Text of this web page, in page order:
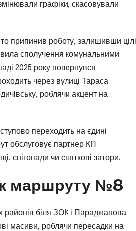
графіки, скасовували
припинив роботу, залишивши цілі
сполучення комунальними
2025 року повернувся
через вулиці Тараса
роблячи акцент на
переходить на єдині
обслуговує партнер КП
снігопади чи святкові затори.
маршруту №8
районів біля ЗОК і Параджанова.
масиви, роблячи пересадки на